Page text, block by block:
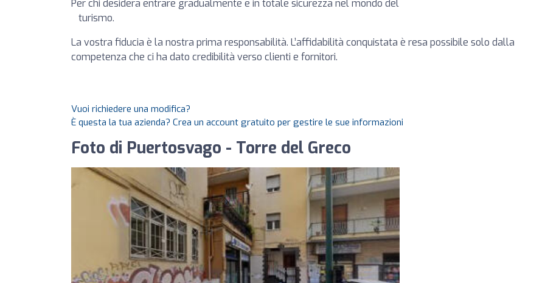
Per chi desidera entrare gradualmente e in totale sicurezza nel mondo del
turismo.
La vostra fiducia è la nostra prima responsabilità. L’affidabilità conquistata è resa possibile solo dalla
competenza che ci ha dato credibilità verso clienti e fornitori.
Vuoi richiedere una modifica?
È questa la tua azienda? Crea un account gratuito per gestire le sue informazioni
Foto di Puertosvago - Torre del Greco